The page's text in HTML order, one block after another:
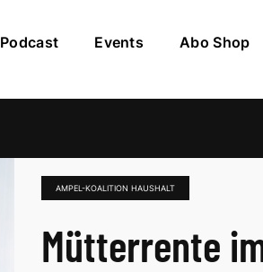
Podcast Events Abo Shop
AMPEL-KOALITION HAUSHALT
Mütterrente